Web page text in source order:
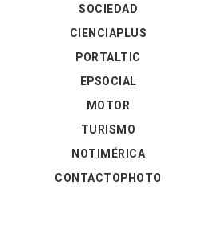
SOCIEDAD
CIENCIAPLUS
PORTALTIC
EPSOCIAL
MOTOR
TURISMO
NOTIMÉRICA
CONTACTOPHOTO